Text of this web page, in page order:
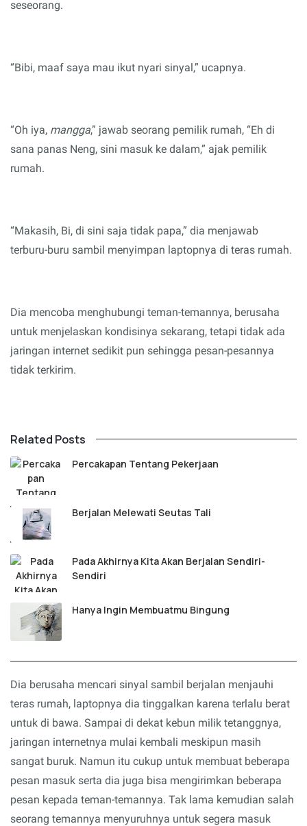
seseorang.
“Bibi, maaf saya mau ikut nyari sinyal,” ucapnya.
“Oh iya, mangga,” jawab seorang pemilik rumah, “Eh di
sana panas Neng, sini masuk ke dalam,” ajak pemilik
rumah.
“Makasih, Bi, di sini saja tidak papa,” dia menjawab
terburu-buru sambil menyimpan laptopnya di teras rumah.
Dia mencoba menghubungi teman-temannya, berusaha
untuk menjelaskan kondisinya sekarang, tetapi tidak ada
jaringan internet sedikit pun sehingga pesan-pesannya
tidak terkirim.
Related Posts
Percakapan Tentang Pekerjaan
Berjalan Melewati Seutas Tali
Pada Akhirnya Kita Akan Berjalan Sendiri-
Sendiri
Hanya Ingin Membuatmu Bingung
Dia berusaha mencari sinyal sambil berjalan menjauhi
teras rumah, laptopnya dia tinggalkan karena terlalu berat
untuk di bawa. Sampai di dekat kebun milik tetanggnya,
jaringan internetnya mulai kembali meskipun masih
sangat buruk. Namun itu cukup untuk membuat beberapa
pesan masuk serta dia juga bisa mengirimkan beberapa
pesan kepada teman-temannya. Tak lama kemudian salah
seorang temannya menyuruhnya untuk segera masuk